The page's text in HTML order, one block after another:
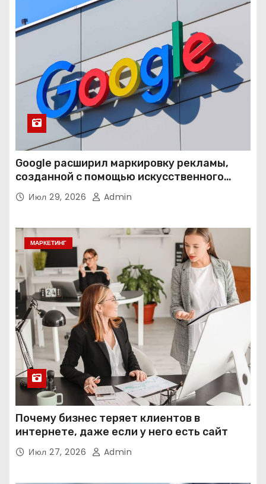
Google расширил маркировку рекламы,
созданной с помощью искусственного
интеллекта
Июл 29, 2026 Admin
МАРКЕТИНГ
Почему бизнес теряет клиентов в
интернете, даже если у него есть сайт
Июл 27, 2026 Admin